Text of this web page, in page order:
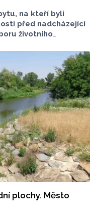
na kteří byli
před nadcházející
životního
a při prohlubujícím
vod.
plochy. Město